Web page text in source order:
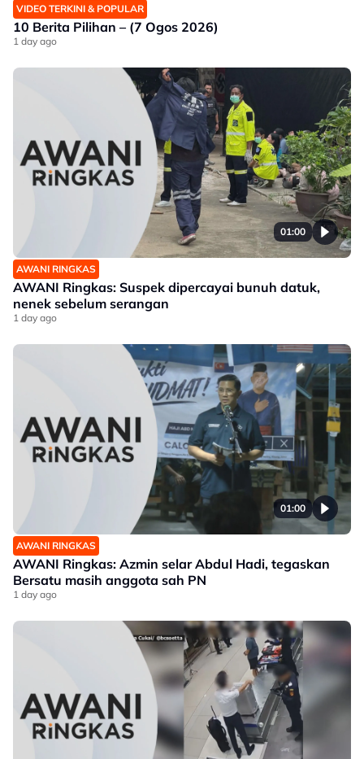
VIDEO TERKINI & POPULAR
10 Berita Pilihan – (7 Ogos 2026)
1 day ago
01:00
AWANI RINGKAS
AWANI Ringkas: Suspek dipercayai bunuh datuk,
nenek sebelum serangan
1 day ago
01:00
AWANI RINGKAS
AWANI Ringkas: Azmin selar Abdul Hadi, tegaskan
Bersatu masih anggota sah PN
1 day ago